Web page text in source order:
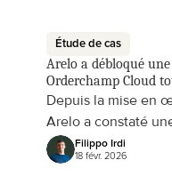
Étude de cas
Arelo a débloqué
Orderchamp Cloud
Depuis la mise en
Arelo a constaté
activitéFilippo Irdi
18 févr. 2026